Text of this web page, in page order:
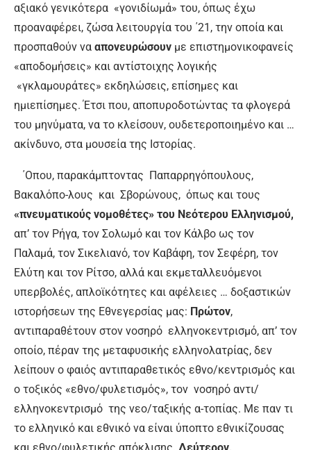
αξιακό γενικότερα «γονιδίωμά» του, όπως έχω
προαναφέρει, ζώσα λειτουργία του ΄21, την οποία και
προσπαθούν να απονευρώσουν με επιστημονικοφανείς
«αποδομήσεις» και αντίστοιχης λογικής
«γκλαμουράτες» εκδηλώσεις, επίσημες και
ημιεπίσημες. Έτσι που, αποπυροδοτώντας τα φλογερά
του μηνύματα, να το κλείσουν, ουδετεροποιημένο και …
ακίνδυνο, στα μουσεία της Ιστορίας.
΄Οπου, παρακάμπτοντας Παπαρρηγόπουλους,
Βακαλόπο-λους και Σβορώνους, όπως και τους
«πνευματικούς νομοθέτες» του Νεότερου Ελληνισμού,
απ’ τον Ρήγα, τον Σολωμό και τον Κάλβο ως τον
Παλαμά, τον Σικελιανό, τον Καβάφη, τον Σεφέρη, τον
Ελύτη και τον Ρίτσο, αλλά και εκμεταλλευόμενοι
υπερβολές, απλοϊκότητες και αφέλειες … δοξαστικών
ιστορήσεων της Εθνεγερσίας μας: Πρώτον,
αντιπαραθέτουν στον νοσηρό ελληνοκεντρισμό, απ’ τον
οποίο, πέραν της μεταφυσικής ελληνολατρίας, δεν
λείπουν ο φαιός αντιπαραθετικός εθνο/κεντρισμός και
ο τοξικός «εθνο/φυλετισμός», τον νοσηρό αντι/
ελληνοκεντρισμό της νεο/ταξικής α-τοπίας. Με παν τι
το ελληνικό και εθνικό να είναι ύποπτο εθνικίζουσας